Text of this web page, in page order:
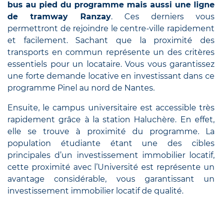
bus au pied du programme mais aussi une ligne
de tramway Ranzay. Ces derniers vous
permettront de rejoindre le centre-ville rapidement
et facilement. Sachant que la proximité des
transports en commun représente un des critères
essentiels pour un locataire. Vous vous garantissez
une forte demande locative en investissant dans ce
programme Pinel au nord de Nantes.
Ensuite, le campus universitaire est accessible très
rapidement grâce à la station Haluchère. En effet,
elle se trouve à proximité du programme. La
population étudiante étant une des cibles
principales d’un investissement immobilier locatif,
cette proximité avec l’Université est représente un
avantage considérable, vous garantissant un
investissement immobilier locatif de qualité.